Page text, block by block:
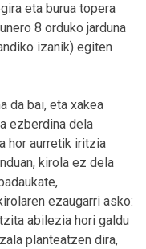
eta burua topera
8 orduko jarduna
izanik) egiten
da bai, eta xakea
ezberdina dela
hor aurretik iritzia
kirola ez dela
ezaugarri asko:
abilezia hori galdu
planteatzen dira,